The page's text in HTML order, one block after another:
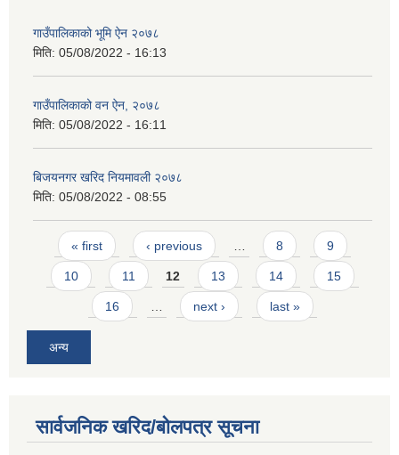
गाउँपालिकाको भूमि ऐन २०७८
मिति: 05/08/2022 - 16:13
गाउँपालिकाको वन ऐन, २०७८
मिति: 05/08/2022 - 16:11
बिजयनगर खरिद नियमावली २०७८
मिति: 05/08/2022 - 08:55
Pages
« first ‹ previous 8 9
10 11 12 13 14 15
16 next › last »
अन्य
सार्वजनिक खरिद/बोलपत्र सूचना